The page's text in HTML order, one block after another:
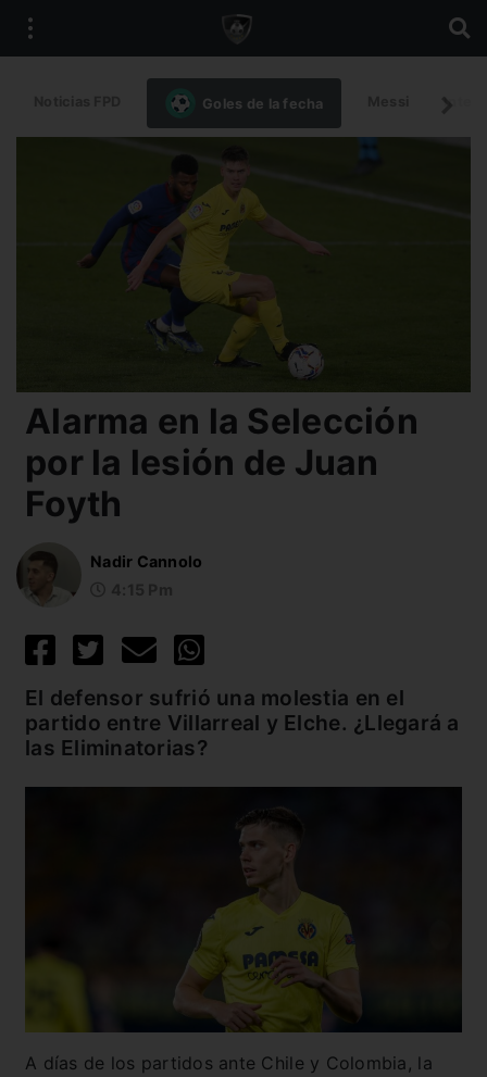
Goles de la fecha
Alarma en la Selección
por la lesión de Juan
Foyth
Nadir Cannolo
El defensor sufrió una molestia en el
partido entre Villarreal y Elche. ¿Llegará a
las Eliminatorias?
A días de los partidos ante Chile y Colombia, la